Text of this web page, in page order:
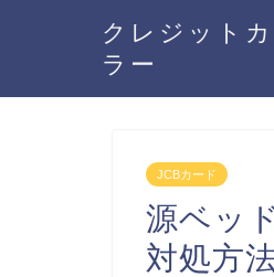
クレジット
ラー
JCBカード
源ベッ
対処方法